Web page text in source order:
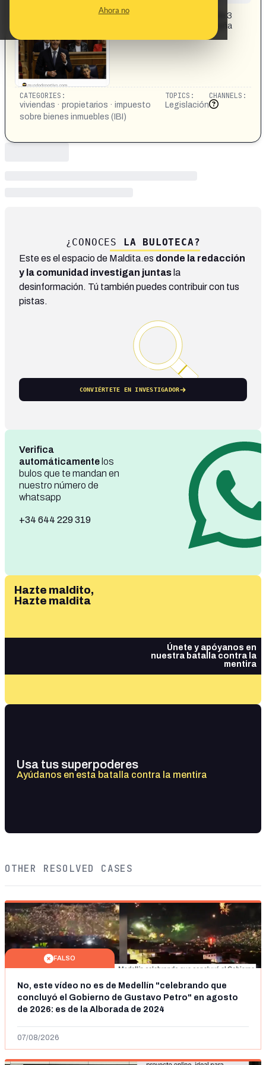
Ahora no
en vigor: los propietarios con una vivienda vacía más de 3
años pueden sufrir un recargo del IBI del 150% en España
CATEGORIES:
viviendas · propietarios · impuesto
sobre bienes inmuebles (IBI)
TOPICS:
Legislación
CHANNELS:
¿CONOCES LA BULOTECA?
Este es el espacio de Maldita.es donde la redacción
y la comunidad investigan juntas la
desinformación. Tú también puedes contribuir con tus
pistas.
CONVIÉRTETE EN INVESTIGADOR
Verifica
automáticamente los
bulos que te mandan en
nuestro número de
whatsapp
+34 644 229 319
Hazte maldito,
Hazte maldita
Únete y apóyanos en
nuestra batalla contra la
mentira
Usa tus superpoderes
Ayúdanos en esta batalla contra la mentira
OTHER RESOLVED CASES
FALSO
No, este vídeo no es de Medellín "celebrando que
concluyó el Gobierno de Gustavo Petro" en agosto
de 2026: es de la Alborada de 2024
07/08/2026